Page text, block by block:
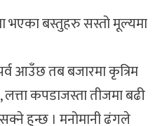
भएका बस्तुहरु सस्तो मूल्यमा
आउँछ तब बजारमा कृत्रिम
लत्ता कपडाजस्ता तीजमा बढी
हुन्छ । मनोमानी ढंगले